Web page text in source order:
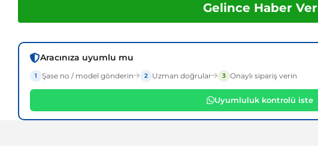
Gelince Haber Ver
Aracınıza uyumlu mu
1 Şase no / model gönderin 2 Uzman doğrular 3 Onaylı sipariş verin
Uyumluluk kontrolü iste